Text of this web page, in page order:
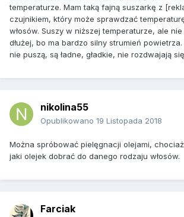
temperaturze. Mam taką fajną suszarkę z
czujnikiem, który może sprawdzać
włosów. Suszy w niższej temperaturze, ale
dłużej, bo ma bardzo silny strumień powietrza.
nie puszą, są ładne, gładkie, nie rozdwajają
nikolina55
Opublikowano 19 Listopada 2018
Można spróbować pielęgnacji olejami,
jaki olejek dobrać do danego rodzaju włosów.
Farciak